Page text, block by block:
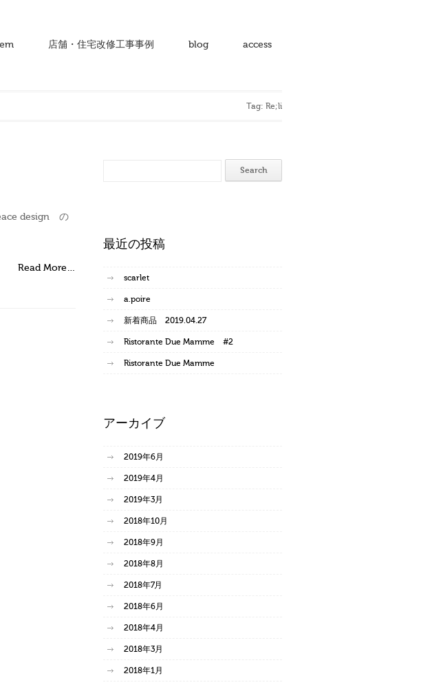
店舗・住宅改修工事事例 blog access
Tag: Re;li
design の
Read More…
最近の投稿
scarlet
a.poire
新着商品 2019.04.27
Ristorante Due Mamme #2
Ristorante Due Mamme
アーカイブ
2019年6月
2019年4月
2019年3月
2018年10月
2018年9月
2018年8月
2018年7月
2018年6月
2018年4月
2018年3月
2018年1月